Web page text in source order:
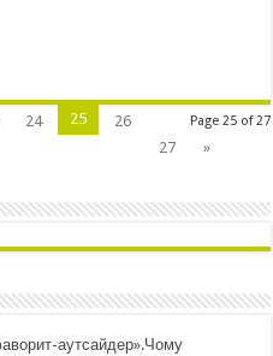
Page 25 of 27
24 25
26
27
»
аутсайдер».Чому